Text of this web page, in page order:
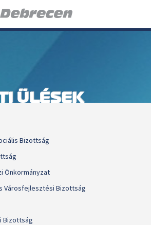
ÜLÉSEK
Bizottság
Önkormányzat
Városfejlesztési Bizottság
Bizottság